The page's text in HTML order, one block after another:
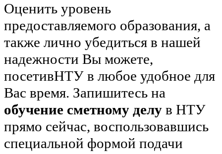
Оценить уровень
предоставляемого образования, а
также лично убедиться в нашей
надежности Вы можете,
посетивНТУ в любое удобное для
Вас время. Запишитесь на
обучение сметному делу в НТУ
прямо сейчас, воспользовавшись
специальной формой подачи